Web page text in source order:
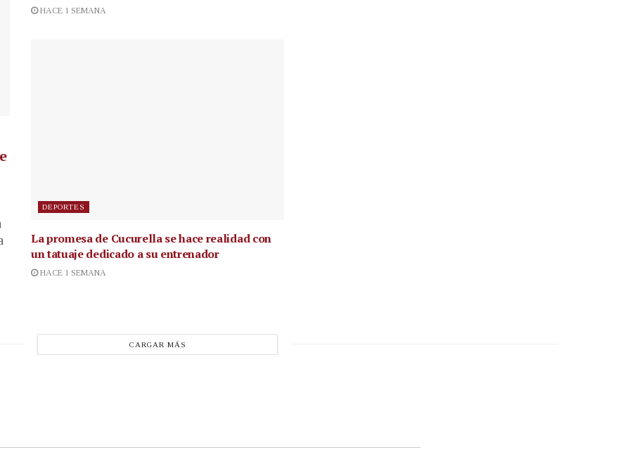
HACE 1 SEMANA
DEPORTES
La promesa de Cucurella se hace realidad con
un tatuaje dedicado a su entrenador
HACE 1 SEMANA
CARGAR MÁS